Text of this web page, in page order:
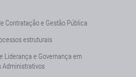
Contratação e Gestão Pública
estruturais
Liderança e Governança em
Administrativos